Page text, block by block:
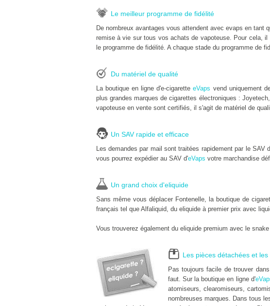
Le meilleur programme de fidélité
De nombreux avantages vous attendent avec evaps en tant
remise à vie sur tous vos achats de vapoteuse. Pour cela,
le programme de fidélité. A chaque stade du programme de
Du matériel de qualité
La boutique en ligne d'e-cigaretteeVaps vend uniquement
plus grandes marques de cigarettes électroniques :
vapoteuse en vente sont certifiés, il s'agit de matériel de
Un SAV rapide et efficace
Les demandes par mail sont traitées rapidement par le SAV
vous pourrez expédier au SAV d'eVaps votre marchandise
Un grand choix d'eliquide
Sans même vous déplacer Fontenelle, la boutique de
français tel que Alfaliquid, du eliquide à premier prix avec
Vous trouverez également du eliquide premium avec le
Les pièces détachées et les
Pas toujours facile de trouver
faut. Sur la boutique en ligne d'
atomiseurs, clearomiseurs,
nombreuses marques. Dans tous